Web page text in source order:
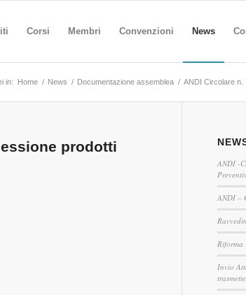
Corsi Membri Convenzioni News
in: Home / News / Documentazione assemblea / ANDI Circolare n.
prodotti
ANDI -
ANDI –
Riforma
Invio